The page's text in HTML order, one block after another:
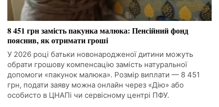
8 451 грн замість пакунка малюка: Пенсійний фонд
пояснив, як отримати гроші
У 2026 році батьки новонародженої дитини можуть
обрати грошову компенсацію замість натуральної
допомоги «пакунок малюка». Розмір виплати — 8 451
грн, подати заяву можна онлайн через «Дію» або
особисто в ЦНАПі чи сервісному центрі ПФУ.